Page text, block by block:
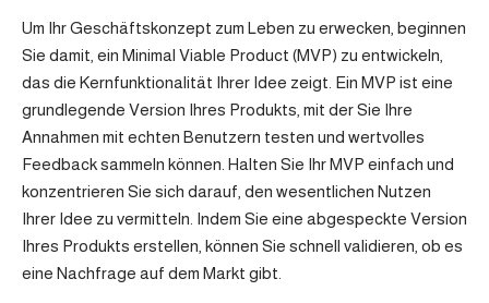
Um Ihr Geschäftskonzept zum Leben zu erwecken, beginnen
Sie damit, ein Minimal Viable Product (MVP) zu entwickeln,
das die Kernfunktionalität Ihrer Idee zeigt. Ein MVP ist eine
grundlegende Version Ihres Produkts, mit der Sie Ihre
Annahmen mit echten Benutzern testen und wertvolles
Feedback sammeln können. Halten Sie Ihr MVP einfach und
konzentrieren Sie sich darauf, den wesentlichen Nutzen
Ihrer Idee zu vermitteln. Indem Sie eine abgespeckte Version
Ihres Produkts erstellen, können Sie schnell validieren, ob es
eine Nachfrage auf dem Markt gibt.